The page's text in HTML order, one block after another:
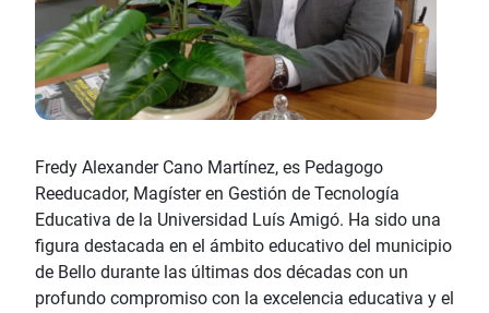
Fredy Alexander Cano Martínez, es Pedagogo
Reeducador, Magíster en Gestión de Tecnología
Educativa de la Universidad Luís Amigó. Ha sido una
figura destacada en el ámbito educativo del municipio
de Bello durante las últimas dos décadas con un
profundo compromiso con la excelencia educativa y el